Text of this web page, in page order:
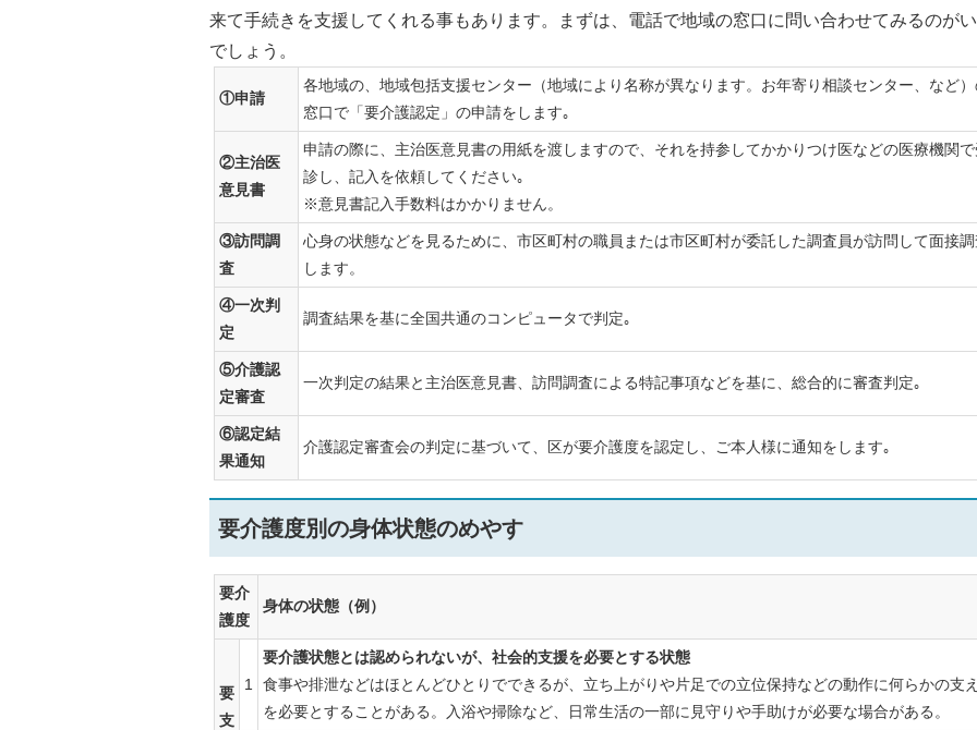
来て手続きを支援してくれる事もあります。まずは、電話で地域の窓口に問い合わせてみるのが
でしょう。
①申請
各地域の、地域包括支援センター（地域により名称が異なります。お年寄り相談センター、など
窓口で「要介護認定」の申請をします｡
②主治医
意見書
申請の際に、主治医意見書の用紙を渡しますので、それを持参してかかりつけ医などの医療機関で
診し、記入を依頼してください｡
※意見書記入手数料はかかりません。
③訪問調
査
心身の状態などを見るために、市区町村の職員または市区町村が委託した調査員が訪問して面接調
します。
④一次判
定
調査結果を基に全国共通のコンピュータで判定｡
⑤介護認
定審査
一次判定の結果と主治医意見書、訪問調査による特記事項などを基に、総合的に審査判定｡
⑥認定結
果通知
介護認定審査会の判定に基づいて、区が要介護度を認定し、ご本人様に通知をします｡
要介護度別の身体状態のめやす
要介
護度
身体の状態（例）
要
支
1
要介護状態とは認められないが、社会的支援を必要とする状態
食事や排泄などはほとんどひとりでできるが、立ち上がりや片足での立位保持などの動作に何らかの支え
を必要とすることがある。入浴や掃除など、日常生活の一部に見守りや手助けが必要な場合がある。